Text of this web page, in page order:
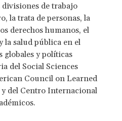
de trabajo
la trata de personas, la
derechos humanos, el
la salud pública en el
globales y políticas
del Social Sciences
Council on Learned
y del Centro Internacional